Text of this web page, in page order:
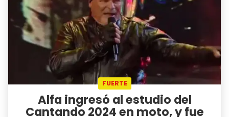
FUERTE
Alfa ingresó al estudio del
Cantando 2024 en moto, y fue